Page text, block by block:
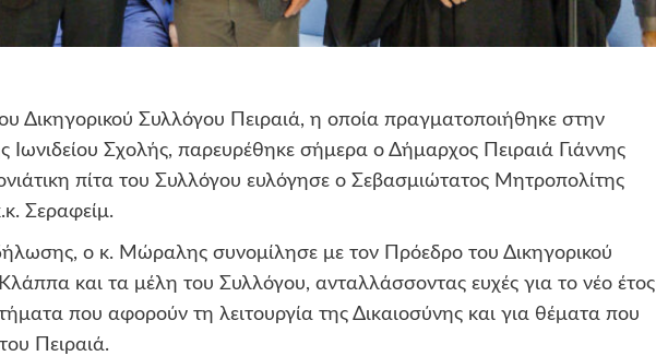
Δικηγορικού Συλλόγου Πειραιά, η οποία πραγματοποιήθηκε στην
Σχολής, παρευρέθηκε σήμερα ο Δήμαρχος Πειραιά Γιάννης
πίτα του Συλλόγου ευλόγησε ο Σεβασμιώτατος Μητροπολίτης
Σεραφείμ.
ο κ. Μώραλης συνομίλησε με τον Πρόεδρο του Δικηγορικού
και τα μέλη του Συλλόγου, ανταλλάσσοντας ευχές για το νέο έτος
που αφορούν τη λειτουργία της Δικαιοσύνης και για θέματα που
Πειραιά.